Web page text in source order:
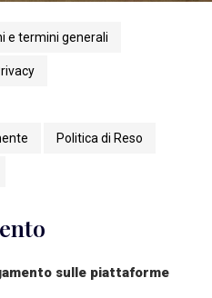
e termini generali
Politica di Reso
sulle piattaforme